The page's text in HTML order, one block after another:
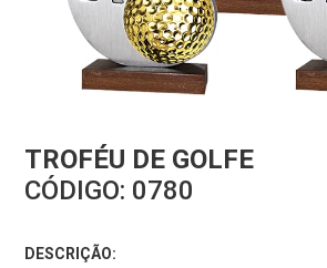
TROFÉU DE GOLFE
CÓDIGO: 0780
DESCRIÇÃO: